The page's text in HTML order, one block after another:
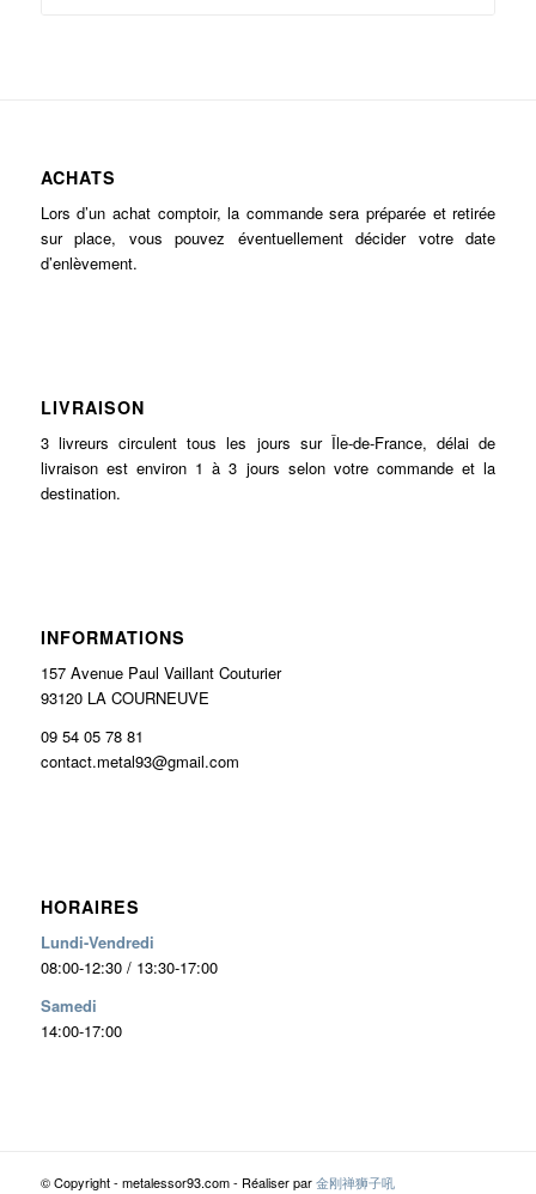
ACHATS
Lors d’un achat comptoir, la commande sera préparée et retirée
sur place, vous pouvez éventuellement décider votre date
d’enlèvement.
LIVRAISON
3 livreurs circulent tous les jours sur Île-de-France, délai de
livraison est environ 1 à 3 jours selon votre commande et la
destination.
INFORMATIONS
157 Avenue Paul Vaillant Couturier
93120 LA COURNEUVE
09 54 05 78 81
contact.metal93@gmail.com
HORAIRES
Lundi-Vendredi
08:00-12:30 / 13:30-17:00
Samedi
14:00-17:00
© Copyright - metalessor93.com - Réaliser par金刚禅狮子吼